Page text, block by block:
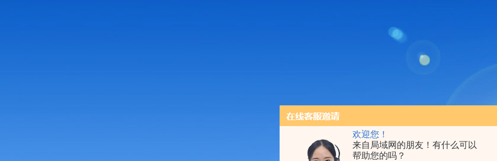
欢迎您！
来自局域网的朋友！有什么可以
帮助您的吗？